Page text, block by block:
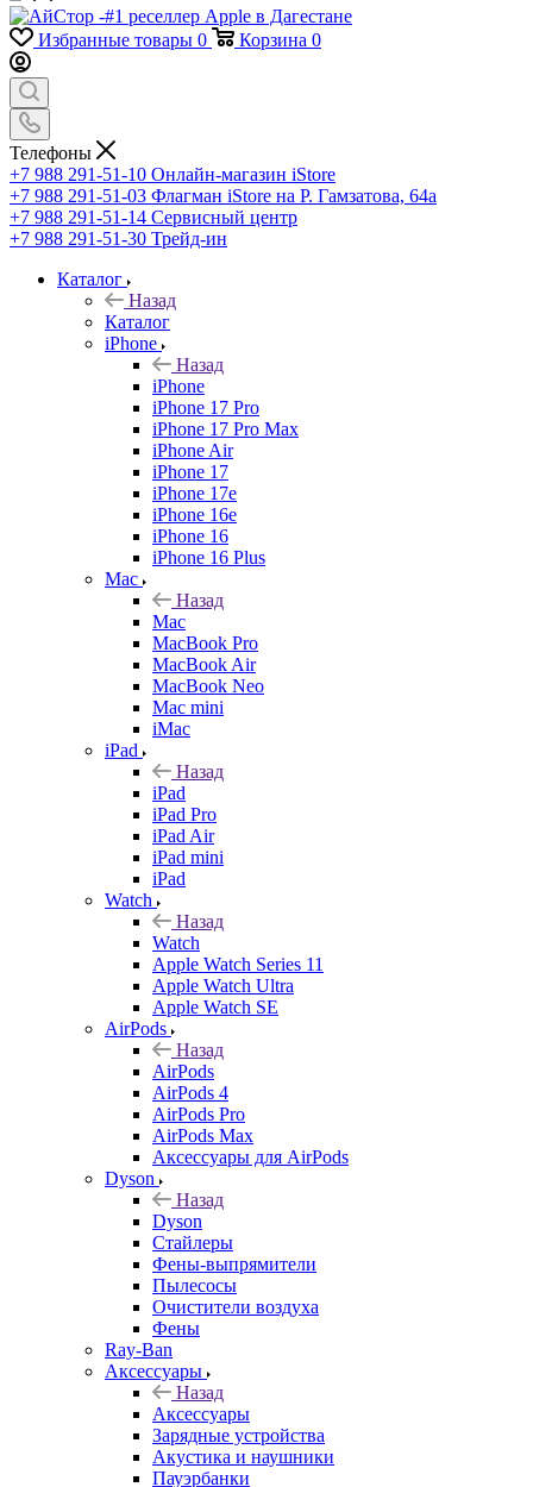
Избранные товары 0 Корзина 0
Телефоны
+7 988 291-51-10 Онлайн-магазин iStore
+7 988 291-51-03 Флагман iStore на Р. Гамзатова, 64а
+7 988 291-51-14 Сервисный центр
+7 988 291-51-30 Трейд-ин
Каталог
Назад
Каталог
iPhone
Назад
iPhone
iPhone 17 Pro
iPhone 17 Pro Max
iPhone Air
iPhone 17
iPhone 17e
iPhone 16e
iPhone 16
iPhone 16 Plus
Mac
Назад
Mac
MacBook Pro
MacBook Air
MacBook Neo
Mac mini
iMac
iPad
Назад
iPad
iPad Pro
iPad Air
iPad mini
iPad
Watch
Назад
Watch
Apple Watch Series 11
Apple Watch Ultra
Apple Watch SE
AirPods
Назад
AirPods
AirPods 4
AirPods Pro
AirPods Max
Аксессуары для AirPods
Dyson
Назад
Dyson
Стайлеры
Фены-выпрямители
Пылесосы
Очистители воздуха
Фены
Ray-Ban
Аксессуары
Назад
Аксессуары
Зарядные устройства
Акустика и наушники
Пауэрбанки